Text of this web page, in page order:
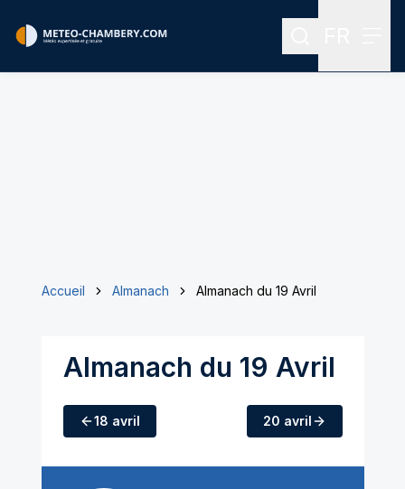
Rechercher
Accueil Almanach Almanach du 19 Avril
Almanach du 19 Avril
18 avril 20 avril